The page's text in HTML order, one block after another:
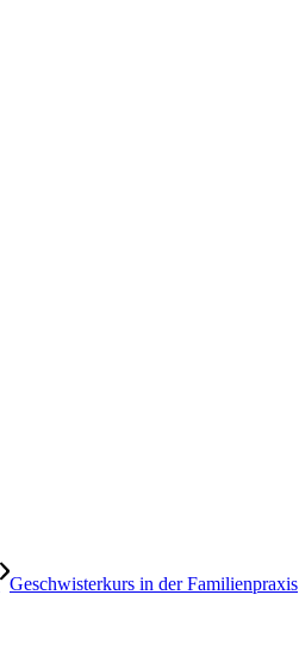
Geschwisterkurs in der Familienpraxis